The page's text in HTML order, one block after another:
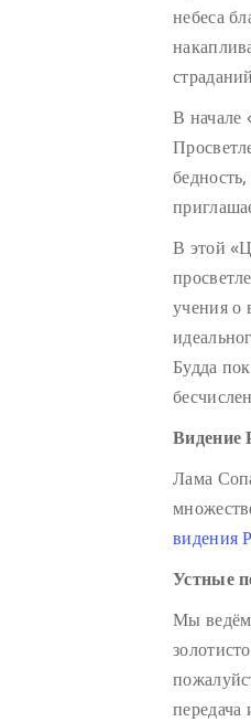
небеса
В начале
В этой
учения о
Будда
Видение
Лама
видения
Устные
Мы ведём